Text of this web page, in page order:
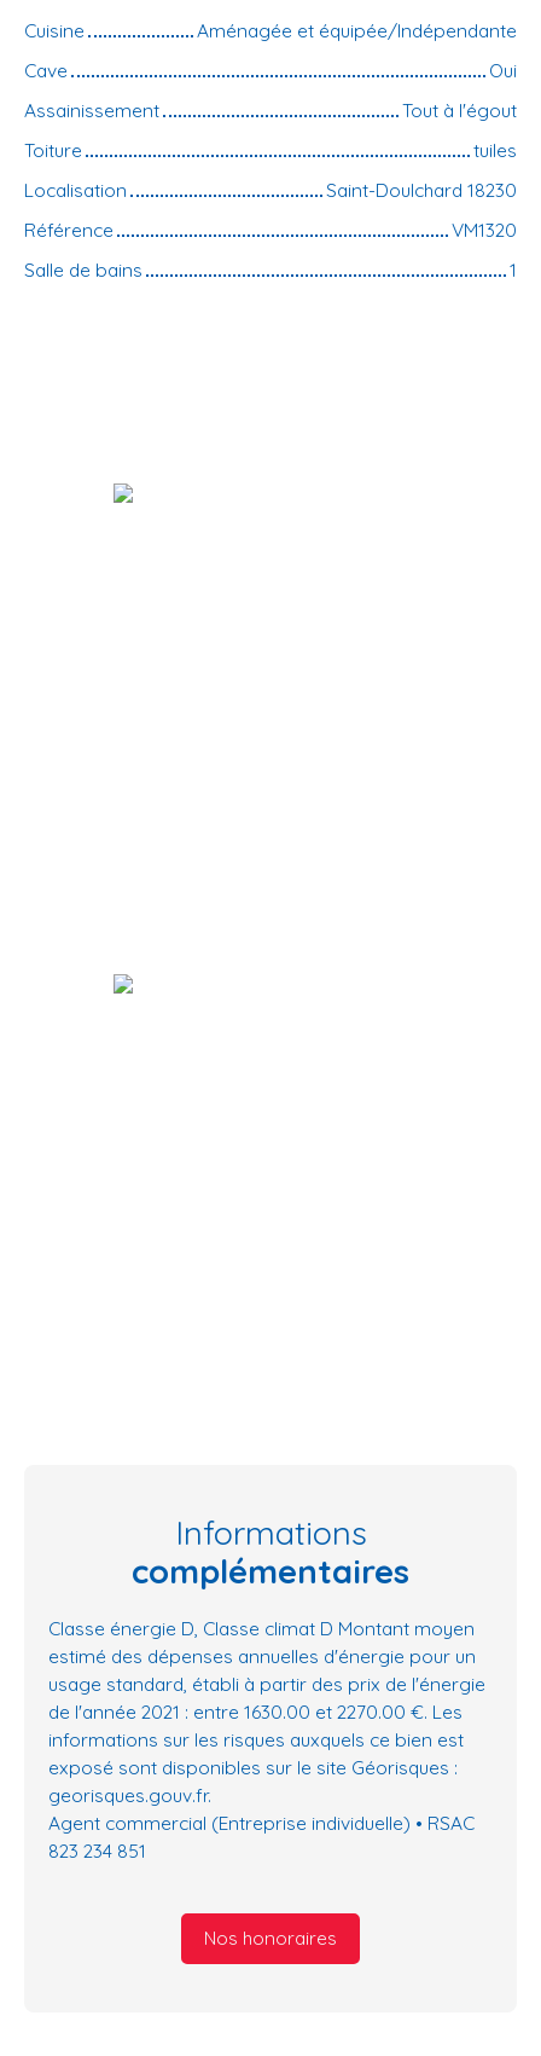
Cuisine
Aménagée et équipée/Indépendante
Cave
Oui
Assainissement
Tout à l'égout
Toiture
tuiles
Localisation
Saint-Doulchard 18230
Référence
VM1320
Salle de bains
1
Informations
complémentaires
Classe énergie D, Classe climat D Montant moyen
estimé des dépenses annuelles d'énergie pour un
usage standard, établi à partir des prix de l'énergie
de l'année 2021 : entre 1630.00 et 2270.00 €. Les
informations sur les risques auxquels ce bien est
exposé sont disponibles sur le site Géorisques :
georisques.gouv.fr.
Agent commercial (Entreprise individuelle) • RSAC
823 234 851
Nos honoraires